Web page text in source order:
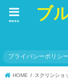
ブ
menu
プライバシーポリシ
HOME スクリンショ